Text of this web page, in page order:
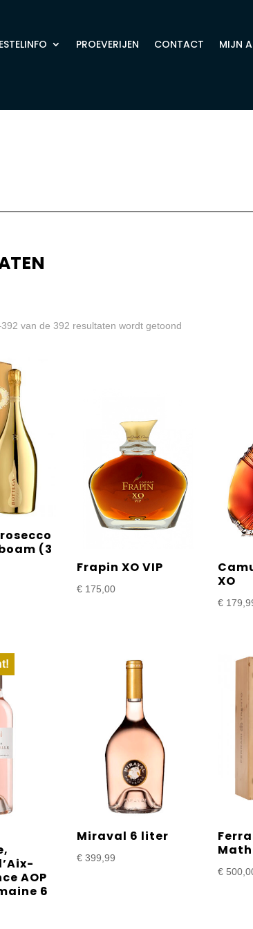
PROEVERIJEN CONTACT MIJN
van de 392 resultaten wordt getoondGesorteerd
(3
Frapin XO VIP
€175,00
XO
€
AOP
6
Miraval 6 liter
€399,99
€